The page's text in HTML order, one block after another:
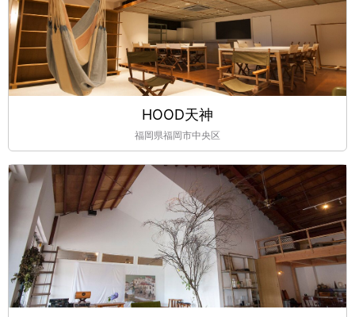
HOOD天神
福岡県福岡市中央区